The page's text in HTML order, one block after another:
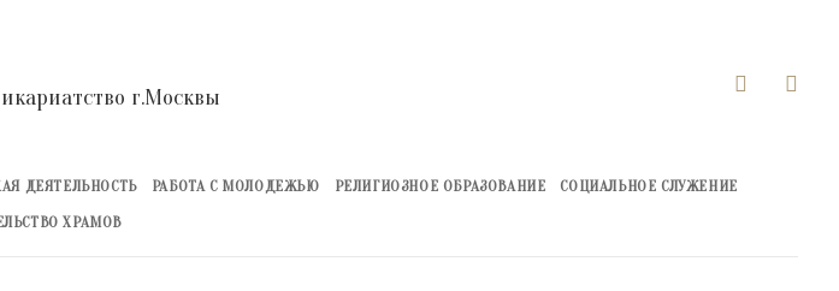
 
г.Москвы
ДЕЯТЕЛЬНОСТЬ РАБОТА С МОЛОДЕЖЬЮ РЕЛИГИОЗНОЕ ОБРАЗОВАНИЕ
СОЦИАЛЬНОЕ СЛУЖЕНИЕ
ХРАМОВ